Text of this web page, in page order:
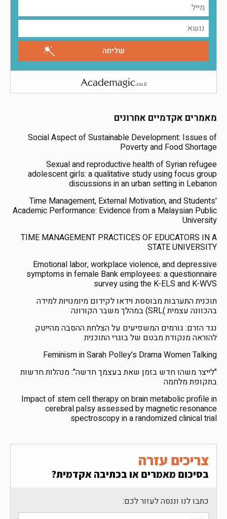
מאמרים אקדמיים אחרונים
Social Aspect of Sustainable Development: Issues of
Poverty and Food Shortage
Sexual and reproductive health of Syrian refugee
adolescent girls: a qualitative study using focus group
discussions in an urban setting in Lebanon
Time Management, External Motivation, and Students'
Academic Performance: Evidence from a Malaysian Public
University
TIME MANAGEMENT PRACTICES OF EDUCATORS IN A
STATE UNIVERSITY
Emotional labor, workplace violence, and depressive
symptoms in female Bank employees: a questionnaire
survey using the K-ELS and K-WVS
תוכנית התערבות מבוססת וידאו לקידום מיומנויות למידה
בהכוונה עצמית )SRL) במהלך משבר הקורונה
נגד הזרם: גורמים המשפיעים על הצלחת ההסבה מהייטק
להוראה מנקודת מבטם של בוגרי התוכנית
Feminism in Sarah Polley's Drama Women Talking
"לייצר משהו חדש בזמן שאת בעצמך חדשה": מנהלות חדשות
בתקופת מלחמה
Impact of stem cell therapy on brain metabolic profile in
cerebral palsy assessed by magnetic resonance
spectroscopy in a randomized clinical trial
צריכים עזרה
בסיכום מאמרים או בכתיבה אקדמית?
כתבו לנו וננסה לעזור לכם: